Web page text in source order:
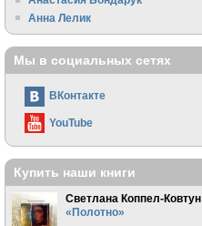
Анна Лелик
Мы в социальных сетях
ВКонтакте
YouTube
Купить наши книги
Светлана Коппел-Ковтун
«Полотно»